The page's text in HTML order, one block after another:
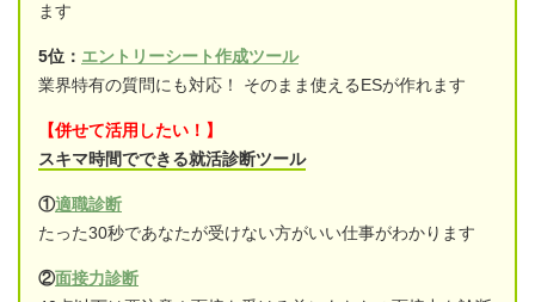
ます
5位： エントリーシート作成ツール
業界特有の質問にも対応！ そのまま使えるESが作れます
【併せて活用したい！】
スキマ時間でできる就活診断ツール
①適職診断
たった30秒であなたが受けない方がいい仕事がわかります
②面接力診断